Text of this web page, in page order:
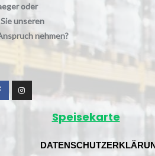
oder
unseren
nehmen?
Speisekarte